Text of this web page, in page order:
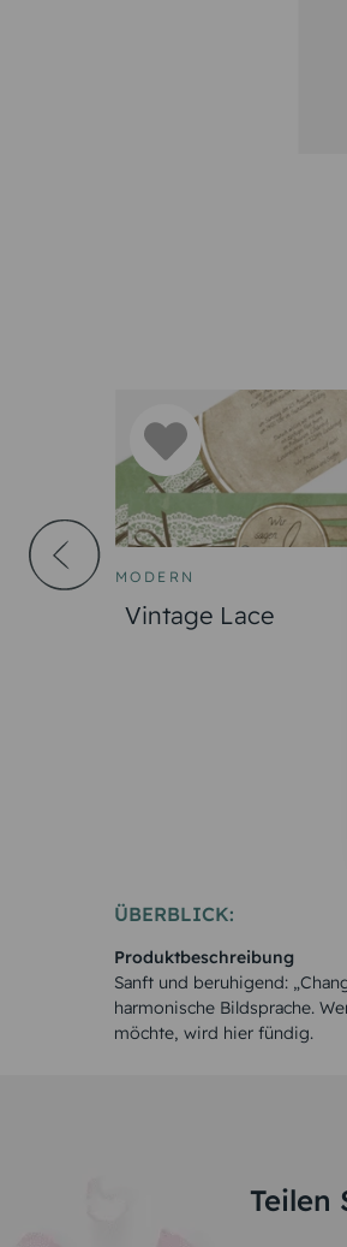
MODERN
Vintage Lace
ÜBERBLICK:
Produktbeschreibung
Sanft und beruhigend:
harmonische Bildsprache.
möchte, wird hier fündig.
Teilen